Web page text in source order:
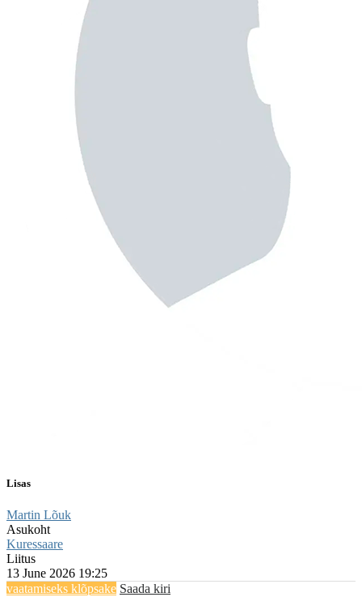
Lisas
Martin Lõuk
Asukoht
Kuressaare
Liitus
13 June 2026 19:25
vaatamiseks klõpsake Saada kiri